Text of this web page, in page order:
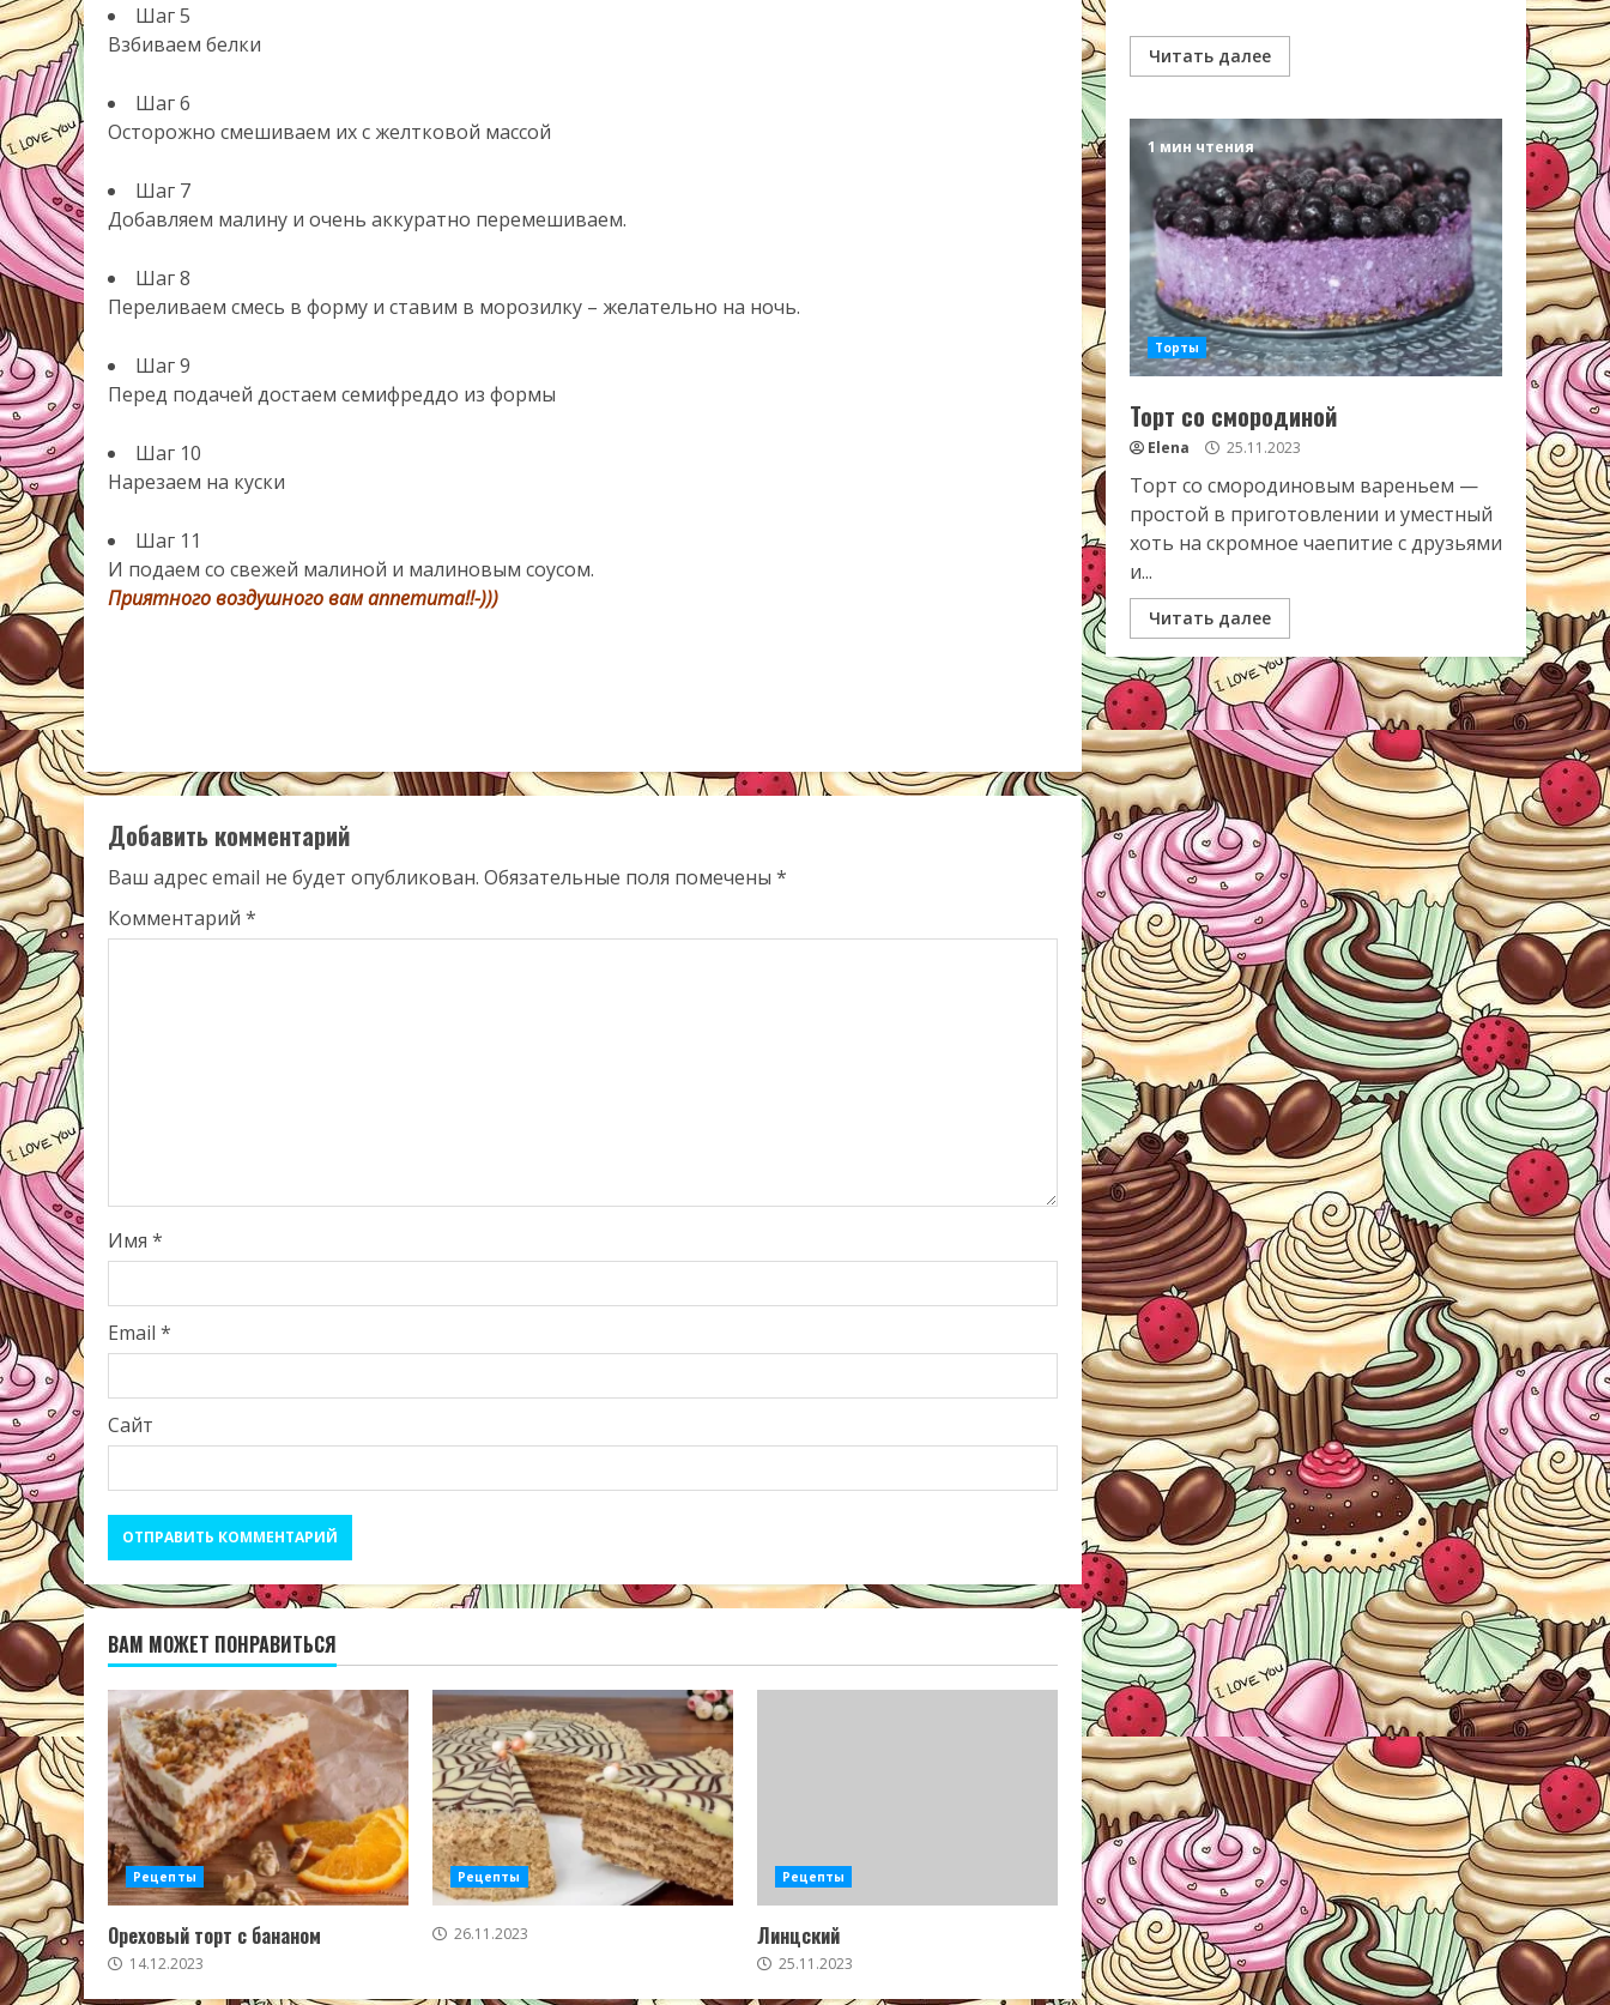
Шаг 5
Взбиваем белки
Шаг 6
Осторожно смешиваем их с желтковой массой
Шаг 7
Добавляем малину и очень аккуратно перемешиваем.
Шаг 8
Переливаем смесь в форму и ставим в морозилку – желательно на ночь.
Шаг 9
Перед подачей достаем семифреддо из формы
Шаг 10
Нарезаем на куски
Шаг 11
И подаем со свежей малиной и малиновым соусом.
Приятного воздушного вам аппетита!!-)))
Добавить комментарий
Ваш адрес email не будет опубликован. Обязательные поля помечены *
Комментарий *
Имя *
Email *
Сайт
ВАМ МОЖЕТ ПОНРАВИТЬСЯ
Рецепты
Ореховый торт с бананом
14.12.2023
Рецепты
26.11.2023
Рецепты
Линцский
25.11.2023
Читать далее
1 мин чтения
Торты
Торт со смородиной
Elena 25.11.2023
Торт со смородиновым вареньем —
простой в приготовлении и уместный
хоть на скромное чаепитие с друзьями
и...
Читать далее